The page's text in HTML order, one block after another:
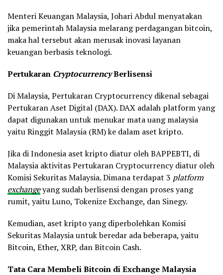
Menteri Keuangan Malaysia, Johari Abdul menyatakan
jika pemerintah Malaysia melarang perdagangan bitcoin,
maka hal tersebut akan merusak inovasi layanan
keuangan berbasis teknologi.
Pertukaran CryptocurrencyBerlisensi
Di Malaysia, Pertukaran Cryptocurrency dikenal sebagai
Pertukaran Aset Digital (DAX). DAX adalah platform yang
dapat digunakan untuk menukar mata uang malaysia
yaitu Ringgit Malaysia (RM) ke dalam aset kripto.
Jika di Indonesia aset kripto diatur oleh BAPPEBTI, di
Malaysia aktivitas Pertukaran Cryptocurrency diatur oleh
Komisi Sekuritas Malaysia. Dimana terdapat 3 platform
exchangeyang sudah berlisensi dengan proses yang
rumit, yaitu Luno, Tokenize Exchange, dan Sinegy.
Kemudian, aset kripto yang diperbolehkan Komisi
Sekuritas Malaysia untuk beredar ada beberapa, yaitu
Bitcoin, Ether, XRP, dan Bitcoin Cash.
Tata Cara Membeli Bitcoin di Exchange Malaysia